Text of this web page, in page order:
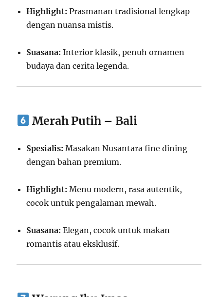
Highlight: Prasmanan tradisional lengkap
dengan nuansa mistis.
Suasana: Interior klasik, penuh ornamen
budaya dan cerita legenda.
Merah Putih – Bali
Spesialis: Masakan Nusantara fine dining
dengan bahan premium.
Highlight: Menu modern, rasa autentik,
cocok untuk pengalaman mewah.
Suasana: Elegan, cocok untuk makan
romantis atau eksklusif.